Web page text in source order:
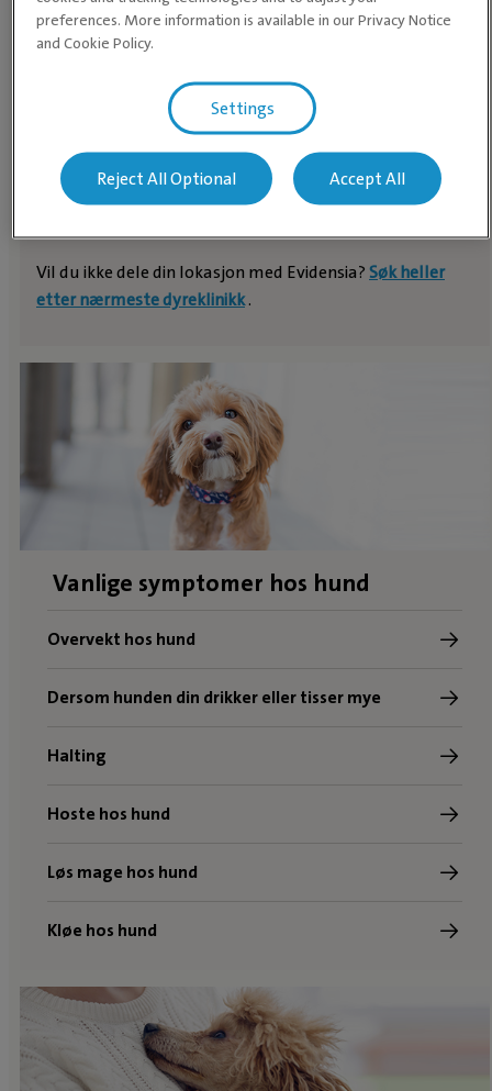
Finn en dyreklinikk nær deg
FINN DYREKLINIKK
ELLER DYRESYKEHUS
Vil du ikke dele din lokasjon med Evidensia?Søk heller
etter nærmeste dyreklinikk.
Vanlige symptomer hos hund
Overvekt hos hund
Dersom hunden din drikker eller tisser mye
Halting
Hoste hos hund
Løs mage hos hund
Kløe hos hund
preferences. More information is available in our Privacy Notice
and Cookie Policy.
Settings
Reject All Optional Accept All